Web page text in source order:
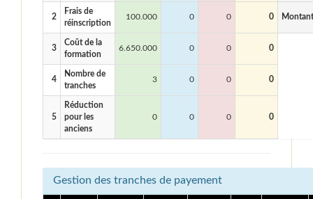
2
Frais de
réinscription
100.000 0 0 0 Montant
3
Coût de la
formation
6.650.000 0 0 0
4
Nombre de
tranches
3 0 0 0
5
Réduction
pour les
anciens
0 0 0 0
Gestion des tranches de payement